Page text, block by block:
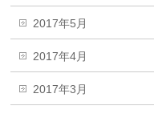
2017年5月
2017年4月
2017年3月